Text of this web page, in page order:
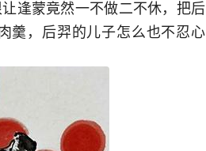
逢蒙竟然一不做二不休，把后
羹，后羿的儿子怎么也不忍心